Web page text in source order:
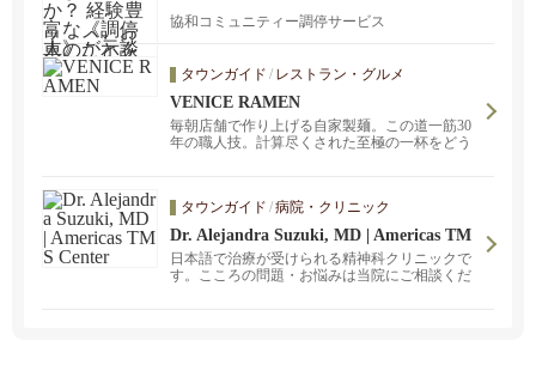
協和コミュニティー調停サービス
タウンガイド / レストラン・グルメ
VENICE RAMEN
毎朝店舗で作り上げる自家製麺。この道一筋30
年の職人技。計算尽くされた至極の一杯をどう
ーナーがこだわり続けた臭みがない東京とんこ
つらあめん。24時間炊き上げたビールでいうと
ころの一番搾りのみを使用したシルクのような
上品なスープは最後まで飲み干すことができ、
それに絡む麺はその日の気温と湿度を計算しオ
タウンガイド /病院・クリニック
Dr. Alejandra Suzuki, MD | Americas TM
S Center
日本語で治療が受けられる精神科クリニックで
す。こころの問題・お悩みは当院にご相談くだ